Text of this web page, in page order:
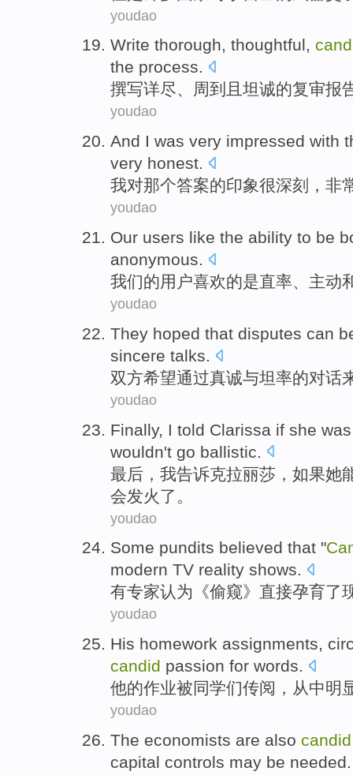
youdao
Write thorough, thoughtful,
the process.
撰写详尽、 周到 且 坦诚的复审报
youdao
And I was very impressed with
very honest.
我对那个答案的印象很深刻， 非
youdao
Our users like the ability to be
anonymous.
我们的用户喜欢的是直率、主动
youdao
They hoped that disputes can
sincere talks.
双方希望通过真诚与坦率的对话
youdao
Finally, I told Clarissa if she
wouldn't go ballistic
最后 ， 我告诉克拉丽莎 ， 如果她
会发火了。
youdao
Some pundits believed that "
modern TV reality shows.
有专家认为 《偷窥》 直接孕育了
youdao
His homework assignments,
candid passion for words.
他的作业被同学们传阅 ，从中明
youdao
The economists are also candid
capital controls may be needed.